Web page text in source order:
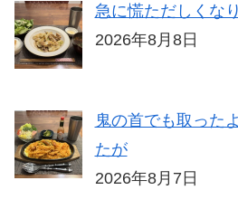
急に慌ただしくなり
2026年8月8日
鬼の首でも取った
たが
2026年8月7日